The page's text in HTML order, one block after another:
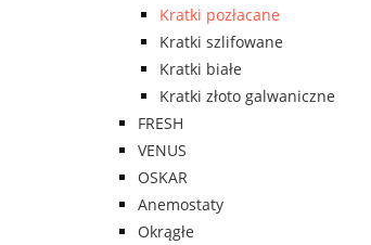
Kratki pozłacane
Kratki szlifowane
Kratki białe
Kratki złoto galwaniczne
FRESH
VENUS
OSKAR
Anemostaty
Okrągłe